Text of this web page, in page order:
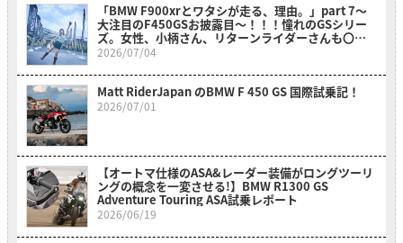
「BMW F900xrとワタシが走る、理由。」part 7～
大注目のF450GSお披露目～！！！憧れのGSシリー
ズ。女性、小柄さん、リターンライダーさんも〇〇
のおかげでスイスイ乗れそうだ？！～
2026/07/04
Matt RiderJapan のBMW F 450 GS 国際試乗記！
2026/07/01
【オートマ仕様のASA&レーダー装備がロングツーリ
ングの概念を一変させる!】BMW R1300 GS
Adventure Touring ASA試乗レポート
2026/06/19